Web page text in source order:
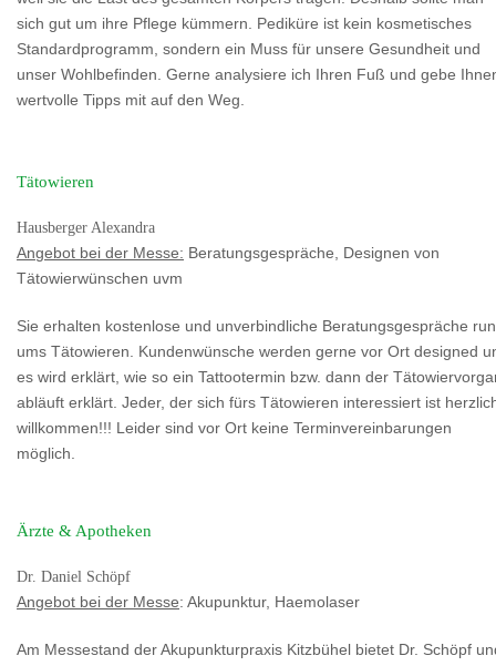
sich gut um ihre Pflege kümmern. Pediküre ist kein kosmetisches
Standardprogramm, sondern ein Muss für unsere Gesundheit und
unser Wohlbefinden. Gerne analysiere ich Ihren Fuß und gebe
wertvolle Tipps mit auf den Weg.
Tätowieren
Hausberger Alexandra
Angebot bei der Messe: Beratungsgespräche, Designen von
Tätowierwünschen uvm
Sie erhalten kostenlose und unverbindliche Beratungsgespräche
ums Tätowieren. Kundenwünsche werden gerne vor Ort designed
es wird erklärt, wie so ein Tattootermin bzw. dann der
abläuft erklärt. Jeder, der sich fürs Tätowieren interessiert ist
willkommen!!! Leider sind vor Ort keine Terminvereinbarungen
möglich.
Ärzte & Apotheken
Dr. Daniel Schöpf
Angebot bei der Messe: Akupunktur, Haemolaser
Am Messestand der Akupunkturpraxis Kitzbühel bietet Dr. Schöpf